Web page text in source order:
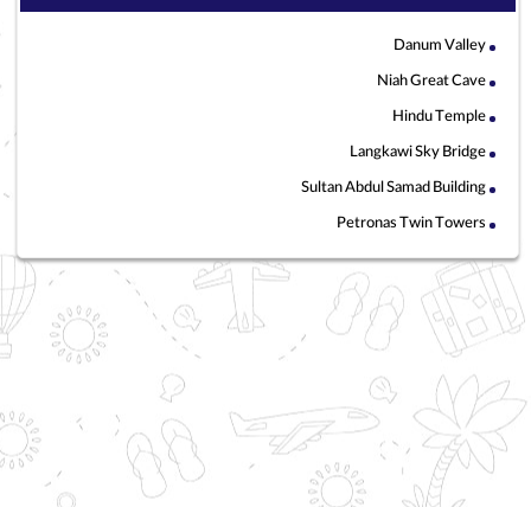
Danum Valley
Niah Great Cave
Hindu Temple
Langkawi Sky Bridge
Sultan Abdul Samad Building
Petronas Twin Towers